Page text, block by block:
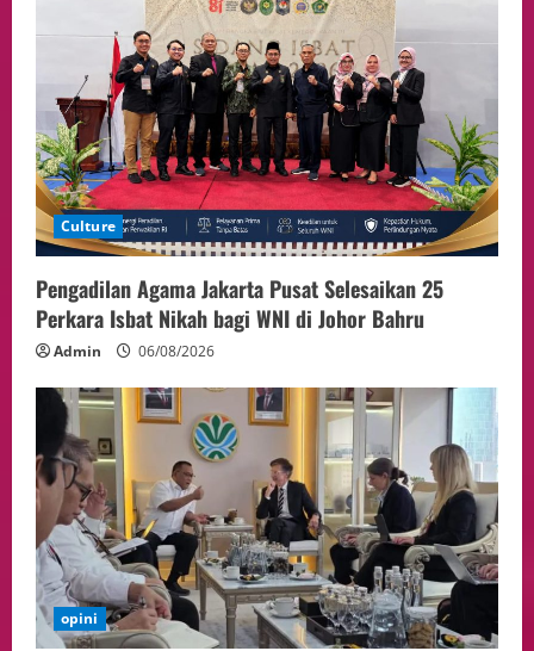
4 05/08/2026
5
Politik
Presiden Prabowo dan PM Thailand
Sepakat Perkuat Stabilitas ketahan
ASEAN Melalui Penguatan Kerjasama
Kedua Negara.
04/08/2026
Culture
Pengadilan Agama Jakarta Pusat Selesaikan 25
Perkara Isbat Nikah bagi WNI di Johor Bahru
Admin 06/08/2026
opini